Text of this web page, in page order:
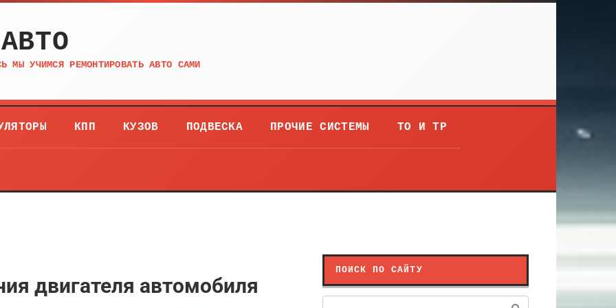
МЫ УЧИМСЯ РЕМОНТИРОВАТЬ АВТО САМИ
КПП КУЗОВ ПОДВЕСКА ПРОЧИЕ СИСТЕМЫ ТО И ТР
двигателя автомобиля
ПОИСК ПО САЙТУ